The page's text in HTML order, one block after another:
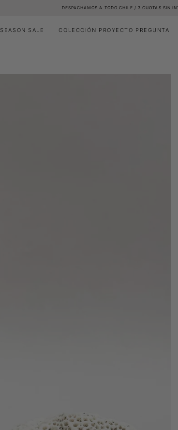
DESPACHAMOS A TODO CHILE / 3 CUOTAS SIN
SEASON SALE COLECCIÓN PROYECTO PREGUNTA